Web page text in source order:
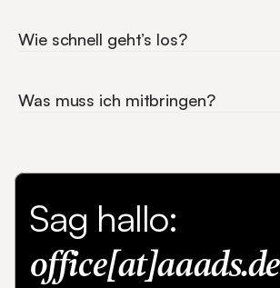
Wie schnell geht’s los?
Was muss ich mitbringen?
Sag hallo:
office[at]aaads.de